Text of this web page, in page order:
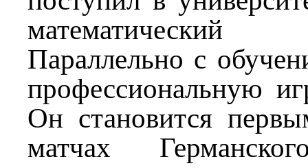
Параллельно с
профессиональную
Он становится
матчах